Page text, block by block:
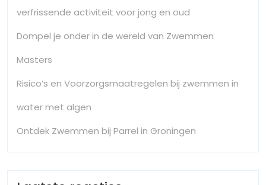
verfrissende activiteit voor jong en oud
Dompel je onder in de wereld van Zwemmen
Masters
Risico’s en Voorzorgsmaatregelen bij zwemmen in
water met algen
Ontdek Zwemmen bij Parrel in Groningen